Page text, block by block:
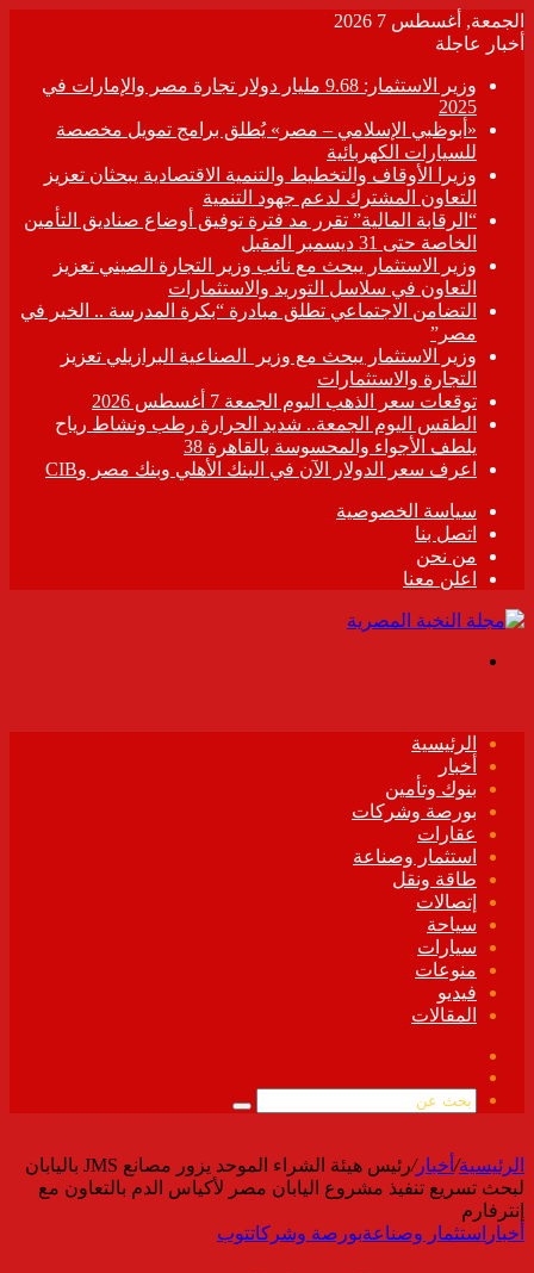
الجمعة, أغسطس 7 2026
أخبار عاجلة
وزير الاستثمار: 9.68 مليار دولار تجارة مصر والإمارات في
2025
«أبوظبي الإسلامي – مصر» يُطلق برامج تمويل مخصصة
للسيارات الكهربائية
وزيرا الأوقاف والتخطيط والتنمية الاقتصادية يبحثان تعزيز
التعاون المشترك لدعم جهود التنمية
“الرقابة المالية” تقرر مد فترة توفيق أوضاع صناديق التأمين
الخاصة حتى 31 ديسمبر المقبل
وزير الاستثمار يبحث مع نائب وزير التجارة الصيني تعزيز
التعاون في سلاسل التوريد والاستثمارات
التضامن الاجتماعي تطلق مبادرة “بكرة المدرسة .. الخير في
مصر”
وزير الاستثمار يبحث مع وزير الصناعية البرازيلي تعزيز
التجارة والاستثمارات
توقعات سعر الذهب اليوم الجمعة 7 أغسطس 2026
الطقس اليوم الجمعة.. شديد الحرارة رطب ونشاط رياح
يلطف الأجواء والمحسوسة بالقاهرة 38
اعرف سعر الدولار الآن في البنك الأهلي وبنك مصر وCIB
سياسة الخصوصية
اتصل بنا
من نحن
اعلن معنا
الرئيسية
أخبار
بنوك وتأمين
بورصة وشركات
عقارات
استثمار وصناعة
طاقة ونقل
إتصالات
سياحة
سيارات
منوعات
فيديو
المقالات
الموقع
بحث
الرئيسية/ أخبار/
رئيس هيئة الشراء الموحد يزور مصانع JMS باليابان
لبحث تسريع تنفيذ مشروع اليابان مصر لأكياس الدم بالتعاون مع
إنترفارم
أخبار استثمار وصناعةبورصة وشركاتتوب